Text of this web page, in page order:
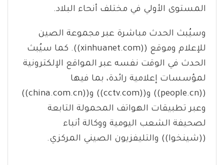
المستوى الأولي في مختلف أنحاء البلاد.
وسيُبث الحدث مباشرة عبر مجموعة الصين
للإعلام وموقع ((xinhuanet.com)). كما سيُبث
الحدث في الوقت نفسه عبر المواقع الإلكترونية
لمؤسسات إعلامية رائدة، بما فيها
((people.cn)) و((cctv.com)) و((china.com.cn))
وعبر تطبيقات الهواتف المحمولة التابعة
لصحيفة الشعب اليومية ووكالة أنباء
((شينخوا)) والتليفزيون الصيني المركزي.